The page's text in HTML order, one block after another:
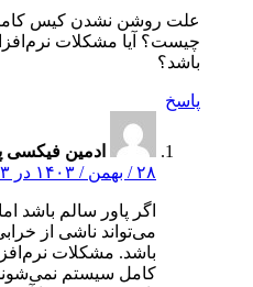
علت روشن نشدن کیس
چیست؟ آیا مشکلات
باشد؟
پاسخ
ادمین فیکسی
۲۸ / بهمن / ۱۴۰۳ در ۲۲:۳۳
اگر پاور سالم
باشد. مشکلات
کامل سیستم